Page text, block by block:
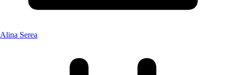
Alina Serea